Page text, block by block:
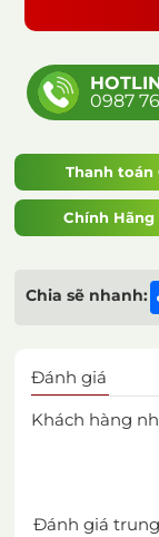
0987
Thanh toán
Chính Hãng
Chia sẽ nhanh:
Đánh giá
Khách hàng
Đánh giá trung